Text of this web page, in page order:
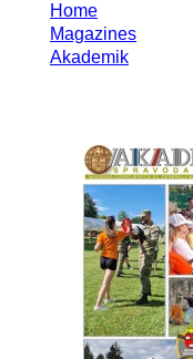
Home
Magazines
Akademik